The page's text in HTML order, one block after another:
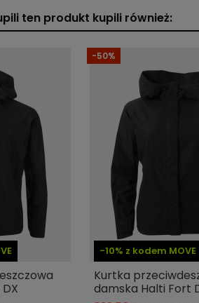
ten produkt kupili również:
-10% z kodem MOVE
-50%
Kurtka
damska Halti Fort